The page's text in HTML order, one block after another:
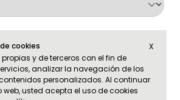
cookies
X
y de terceros con el fin de
analizar la navegación de los
personalizados. Al continuar
web, usted acepta el uso de cookies